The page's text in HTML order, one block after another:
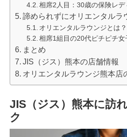
相席2人目：30歳の保険レデ
諦められずにオリエンタルラ
オリエンタルラウンジとは？
相席1組目の20代ピチピチ女
まとめ
JIS（ジス）熊本の店舗情報
オリエンタルラウンジ熊本店
JIS（ジス）熊本に訪
ク